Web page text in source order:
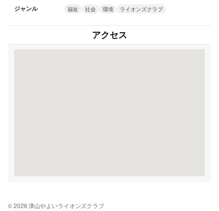
ジャンル 福祉 社会 環境 ライオンズクラブ
アクセス
© 2026 津山やよいライオンズクラブ